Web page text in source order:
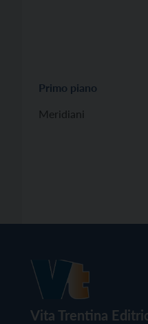
Primo piano
Meridiani
Vita Trentina